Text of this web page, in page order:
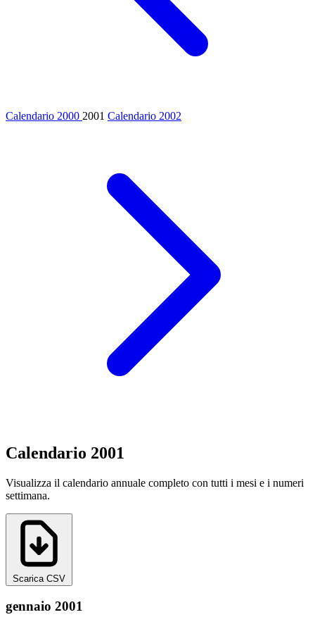
Calendario 2000 2001 Calendario 2002
Calendario 2001
Visualizza il calendario annuale completo con tutti i mesi e i numeri
settimana.
Scarica CSV
gennaio 2001